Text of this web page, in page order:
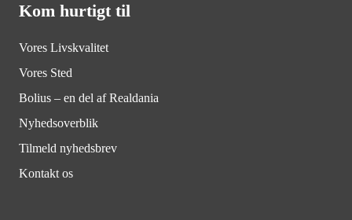
Kom hurtigt til
Vores Livskvalitet
Vores Sted
Bolius – en del af Realdania
Nyhedsoverblik
Tilmeld nyhedsbrev
Kontakt os